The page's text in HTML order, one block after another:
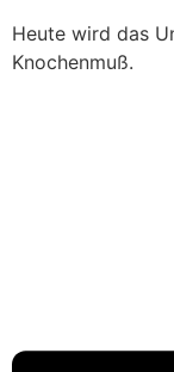
Heute wird das
Knochenmuß.